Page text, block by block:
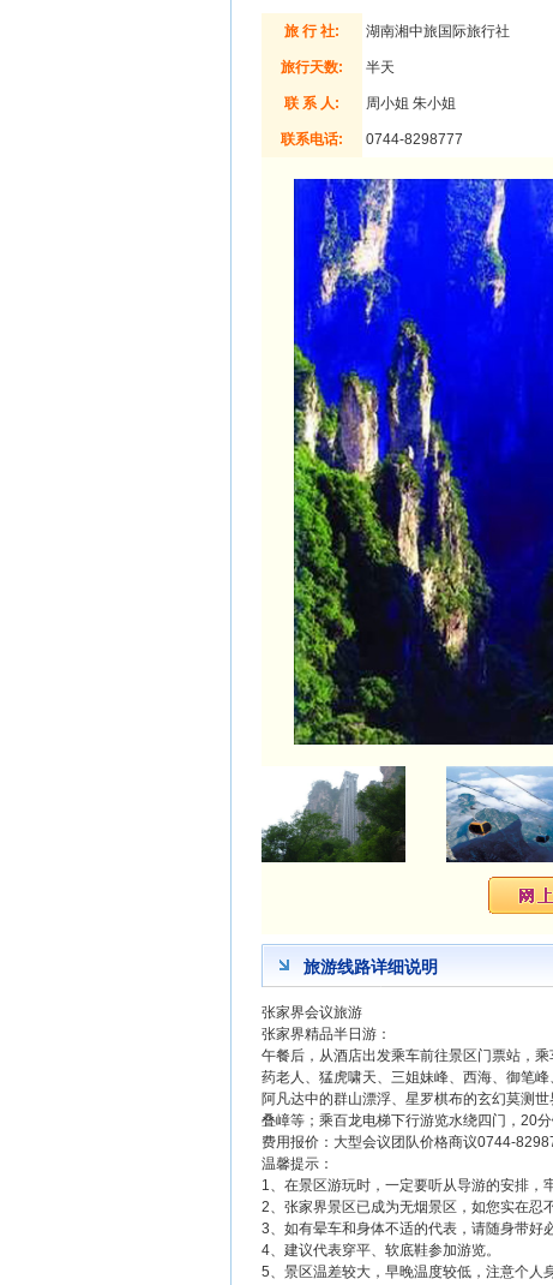
旅 行 社: 湖南湘中旅国际旅行社
旅行天数: 半天
联 系 人: 周小姐 朱小姐
联系电话: 0744-8298777
旅游线路详细说明
张家界会议旅游
张家界精品半日游：
午餐后，从酒店出发乘车前往景区门票站，
药老人、猛虎啸天、三姐妹峰、西海、御笔
阿凡达中的群山漂浮、星罗棋布的玄幻莫测
叠嶂等；乘百龙电梯下行游览水绕四门，20
费用报价：大型会议团队价格商议0744-
温馨提示：
1、在景区游玩时，一定要听从导游的安排，
2、张家界景区已成为无烟景区，如您实在忍
3、如有晕车和身体不适的代表，请随身带好
4、建议代表穿平、软底鞋参加游览。
5、景区温差较大，早晚温度较低，注意个人身